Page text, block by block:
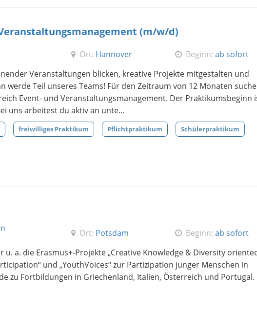
(m/w/d)
Ort: Hannover Beginn: ab sofort
Veranstaltungen blicken, kreative Projekte mitgestalten und
werde Teil unseres Teams! Für den Zeitraum von 12 Monaten
Event- und Veranstaltungsmanagement. Der Praktikumsbeginn
uns arbeitest du aktiv an unte...
freiwilliges Praktikum Pflichtpraktikum Schülerpraktikum
Ort: Potsdam Beginn: ab sofort
a. die Erasmus+-Projekte „Creative Knowledge & Diversity
und „YouthVoices“ zur Partizipation junger Menschen in
zu Fortbildungen in Griechenland, Italien, Österreich und Portugal.